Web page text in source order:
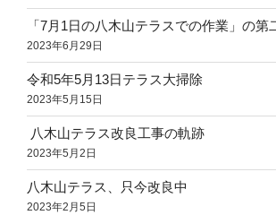
「7月1日の八木山テラスでの作業」の第
2023年6月29日
令和5年5月13日テラス大掃除
2023年5月15日
八木山テラス改良工事の軌跡
2023年5月2日
八木山テラス、只今改良中
2023年2月5日